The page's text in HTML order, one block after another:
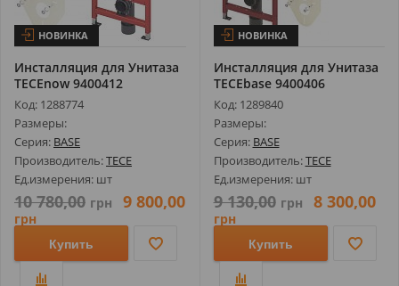
НОВИНКА
Инсталляция для Унитаза
TECEnow 9400412
Комплект 4-в...
Код: 1288774
Размеры:
Серия: BASE
Производитель:TECE
Ед.измерения: шт
10 780,00 грн 9 800,00
грн
Купить
НОВИНКА
Инсталляция для Унитаза
TECEbase 9400406
Комплект 4-...
Код: 1289840
Размеры:
Серия: BASE
Производитель:TECE
Ед.измерения: шт
9 130,00 грн 8 300,00
грн
Купить